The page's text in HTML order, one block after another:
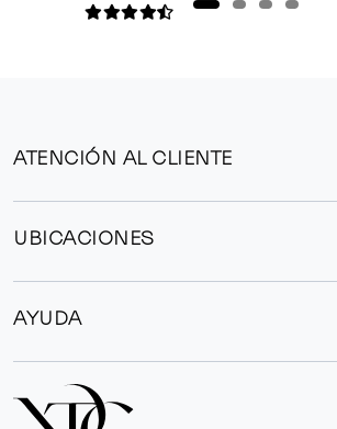
ATENCIÓN AL CLIENTE
UBICACIONES
AYUDA